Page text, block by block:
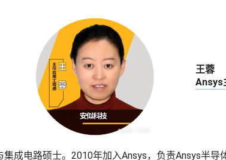
王蓉
Ansys
成电路硕士。2010年加入Ansys，负责Ansys半导